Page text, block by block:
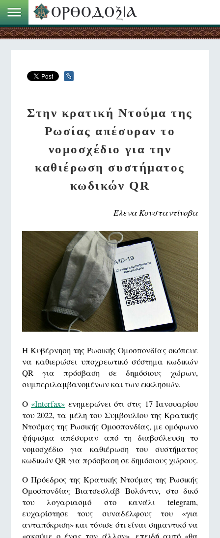
Στην κρατική Ντούμα της
Ρωσίας απέσυραν το
νομοσχέδιο για την
καθιέρωση συστήματος
κωδικών QR
Έλενα Κονσταντίνοβα
Η Κυβέρνηση της Ρωσικής Ομοσπονδίας σκόπευε
να καθιερώσει υποχρεωτικό σύστημα κωδικών
QR για πρόσβαση σε δημόσιους χώρων,
συμπεριλαμβανομένων και των εκκλησιών.
Ο «Interfax» ενημερώνει ότι στις 17 Ιανουαρίου
του 2022, τα μέλη του Συμβουλίου της Κρατικής
Ντούμας της Ρωσικής Ομοσπονδίας, με ομόφωνο
ψήφισμα απέσυραν από τη διαβούλευση το
νομοσχέδιο για καθιέρωση του συστήματος
κωδικών QR για πρόσβαση σε δημόσιους χώρους.
Ο Πρόεδρος της Κρατικής Ντούμας της Ρωσικής
Ομοσπονδίας Βιατσεσλάβ Βολόντιν, στο δικό
του λογαριασμό στο κανάλι telegram,
ευχαρίστησε τους συναδέλφους του «για
ανταπόκριση» και τόνισε ότι είναι σημαντικό να